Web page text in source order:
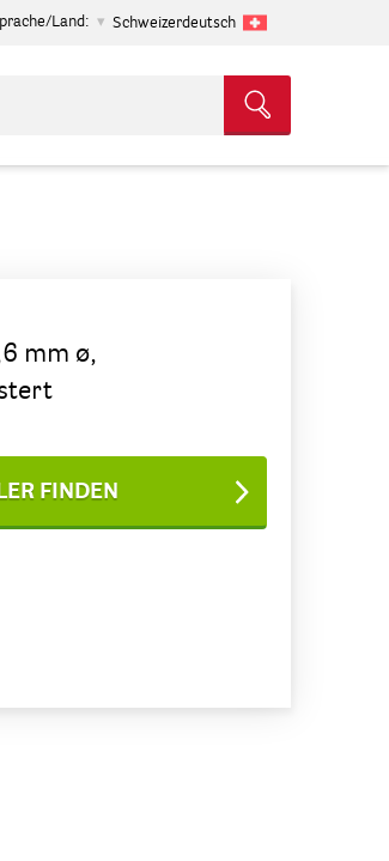
Land: Schweizerdeutsch
mm ø,
FINDEN